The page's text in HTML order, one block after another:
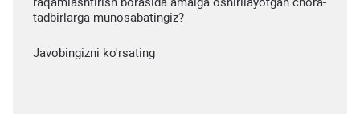
tadbirlarga munosabatingiz?
Javobingizni ko'rsating